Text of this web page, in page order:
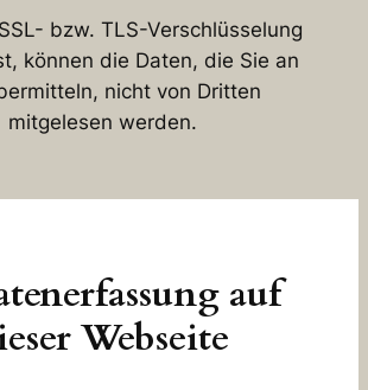
bzw. TLS-Verschlüsselung
können die Daten, die Sie an
nicht von Dritten
mitgelesen werden.
auf
Webseite